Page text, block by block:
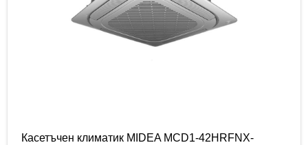
Касетъчен климатик MIDEA MCD1-42HRFNX-